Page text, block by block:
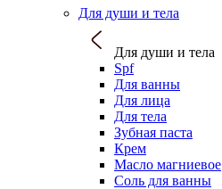
Для души и тела
Для души и тела
Spf
Для ванны
Для лица
Для тела
Зубная паста
Крем
Масло магниевое
Соль для ванны